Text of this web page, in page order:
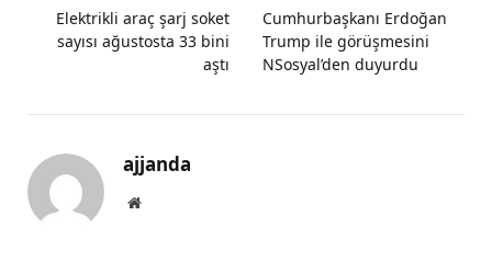
Elektrikli araç şarj soket
sayısı ağustosta 33 bini
aştı
Cumhurbaşkanı Erdoğan
Trump ile görüşmesini
NSosyal’den duyurdu
ajjanda
Website